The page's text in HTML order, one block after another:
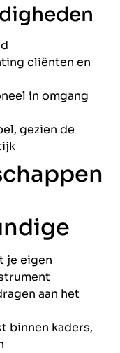
cliënten en
in omgang
gezien de
je eigen
aan het
binnen kaders,